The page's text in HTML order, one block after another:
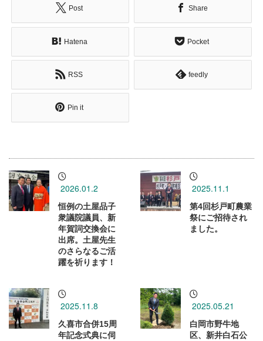
Post Share
Hatena Pocket
RSS feedly
Pin it
2026.01.2
恒例の土屋品子
衆議院議員、新
年賀詞交換会に
出席。土屋先生
のさらなるご活
躍を祈ります！
2025.11.1
第4回杉戸町農業
祭にご招待され
ました。
2025.11.8
久喜市合併15周
年記念式典に伺
2025.05.21
白岡市野牛地
区、新井白石公